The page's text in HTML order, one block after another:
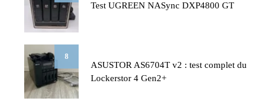
Test UGREEN NASync DXP4800 GT
8
ASUSTOR AS6704T v2 : test complet du
Lockerstor 4 Gen2+